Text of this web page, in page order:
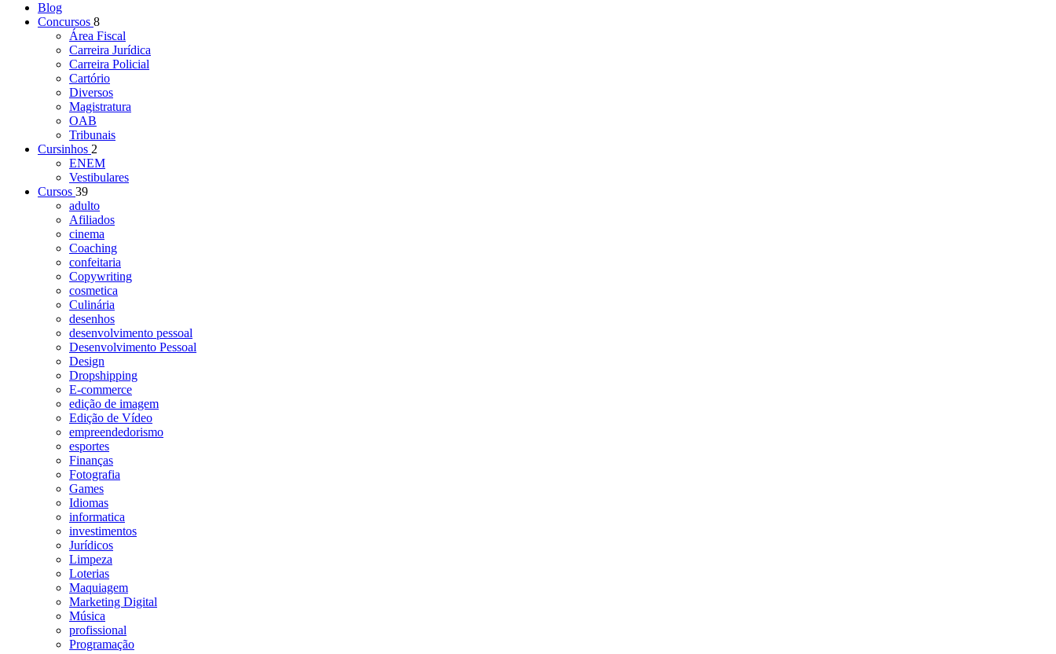
Blog
Concursos 8
Área Fiscal
Carreira Jurídica
Carreira Policial
Cartório
Diversos
Magistratura
OAB
Tribunais
Cursinhos 2
ENEM
Vestibulares
Cursos 39
adulto
Afiliados
cinema
Coaching
confeitaria
Copywriting
cosmetica
Culinária
desenhos
desenvolvimento pessoal
Desenvolvimento Pessoal
Design
Dropshipping
E-commerce
edição de imagem
Edição de Vídeo
empreendedorismo
esportes
Finanças
Fotografia
Games
Idiomas
informatica
investimentos
Jurídicos
Limpeza
Loterias
Maquiagem
Marketing Digital
Música
profissional
Programação